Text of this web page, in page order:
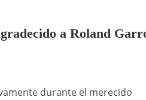
a Roland
durante el merecido